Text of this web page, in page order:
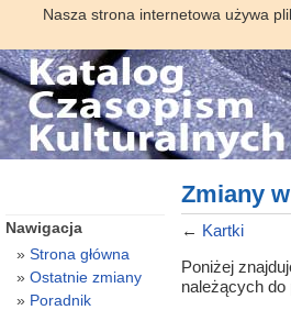
Nasza strona internetowa używa
Zmiany
← Kartki
Poniżej
należących do
Nawigacja
Strona główna
Ostatnie zmiany
Poradnik